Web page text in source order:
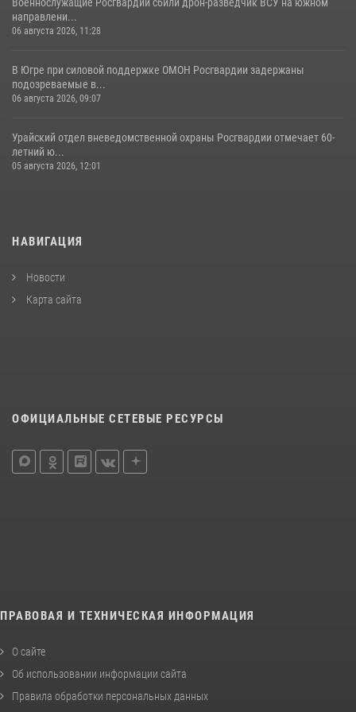
направлени...
06 августа 2026, 11:28
В Югре при силовой поддержке ОМОН Росгвардии задержаны
подозреваемые в...
06 августа 2026, 09:07
Урайский отдел вневедомственной охраны Росгвардии отмечает 60-
летний ю...
05 августа 2026, 12:01
НАВИГАЦИЯ
Новости
Карта сайта
ОФИЦИАЛЬНЫЕ СЕТЕВЫЕ РЕСУРСЫ
ПРАВОВАЯ И ТЕХНИЧЕСКАЯ ИНФОРМАЦИЯ
О сайте
Об использовании информации сайта
Правила обработки персональных данных